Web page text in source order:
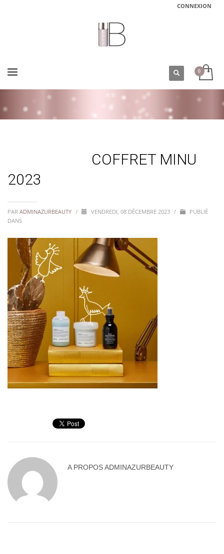
CONNEXION
COFFRET MINU
2023
PAR ADMINAZURBEAUTY / VENDREDI, 08 DÉCEMBRE 2023 /
PUBLIÉ
DANS
A PROPOSADMINAZURBEAUTY